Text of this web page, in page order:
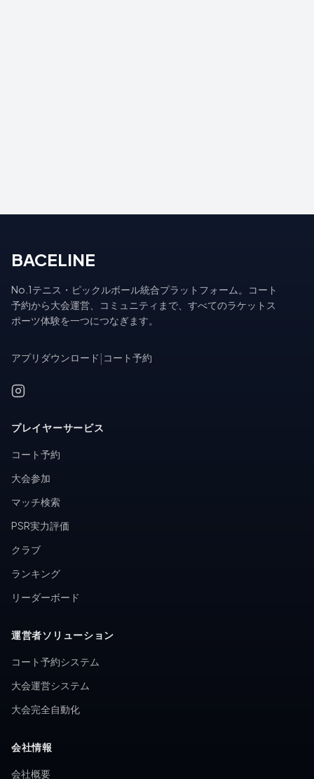
BACELINE
No.1テニス・ピックルボール統合プラットフォーム。コート
予約から大会運営、コミュニティまで、すべてのラケットス
ポーツ体験を一つにつなぎます。
アプリダウンロード コート予約
プレイヤーサービス
コート予約
大会参加
マッチ検索
PSR実力評価
クラブ
ランキング
リーダーボード
運営者ソリューション
コート予約システム
大会運営システム
大会完全自動化
会社情報
会社概要